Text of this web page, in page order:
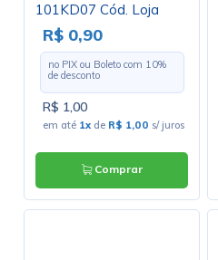
101KD07 Cód. Loja
3038
R$ 0,90
no PIX ou Boleto com 10%
de desconto
R$ 1,00
em até 1x de R$ 1,00 s/ juros
Comprar